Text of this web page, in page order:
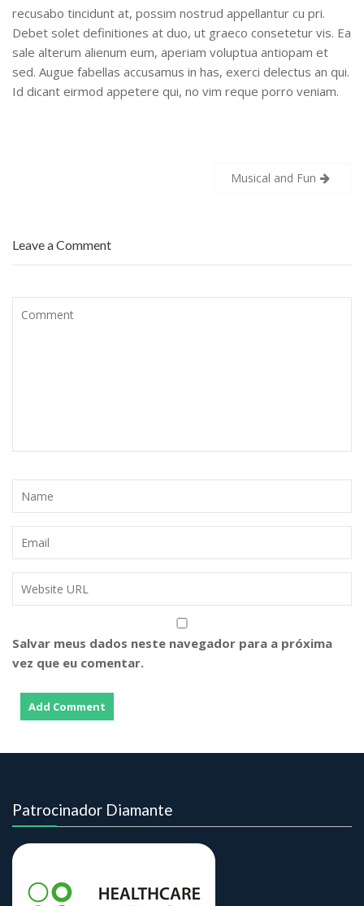
recusabo tincidunt at, possim nostrud appellantur cu pri.
Debet solet definitiones at duo, ut graeco consetetur vis. Ea
sale alterum alienum eum, aperiam voluptua antiopam et
sed. Augue fabellas accusamus in has, exerci delectus an qui.
Id dicant eirmod appetere qui, no vim reque porro veniam.
Musical and Fun
Leave a Comment
Salvar meus dados neste navegador para a próxima
vez que eu comentar.
Patrocinador Diamante